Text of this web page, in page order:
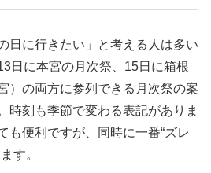
日に行きたい」と考える人は多い
日に本宮の月次祭、15日に箱根
）の両方に参列できる月次祭の案
時刻も季節で変わる表記がありま
も便利ですが、同時に一番“ズレ
す。